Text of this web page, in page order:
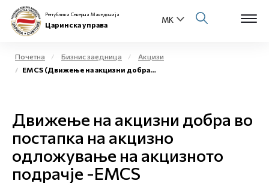
Физички лица
Бизнис заедница
Е-Царина
Република Северна Македонија
Царинска управа
Почетна Бизнис заедница
Акцизи
EMCS (Движење на акцизни добра во постапка на акцизно одложување на акцизното подрачје)
Движење на акцизни добра во
постапка на акцизно
одложување на акцизното
подрачје -EMCS